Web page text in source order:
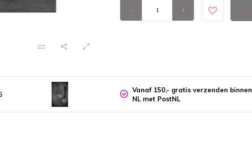
- +
Vanaf 150,- gratis verzenden binnen
NL met PostNL